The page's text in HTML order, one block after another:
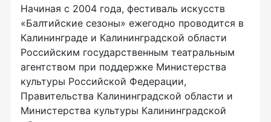
Начиная с 2004 года, фестиваль искусств
«Балтийские сезоны» ежегодно проводится в
Калининграде и Калининградской области
Российским государственным театральным
агентством при поддержке Министерства
культуры Российской Федерации,
Правительства Калининградской области и
Министерства культуры Калининградской